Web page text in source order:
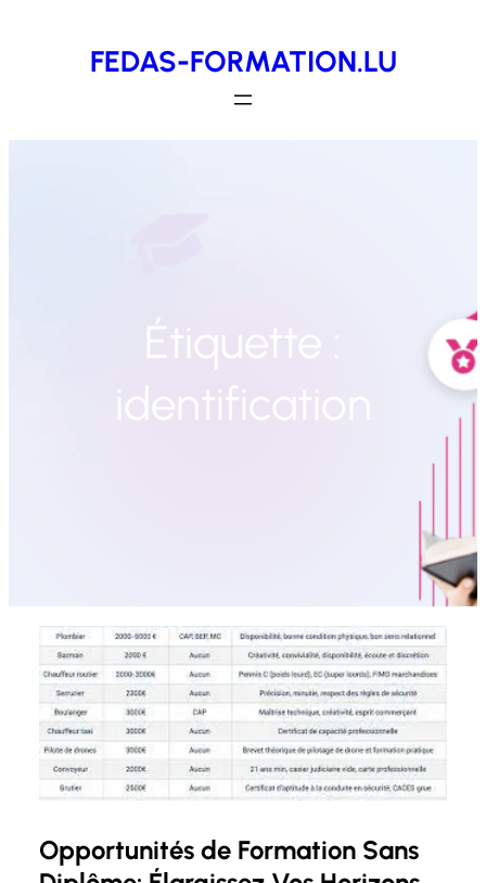
FEDAS-FORMATION.LU
Étiquette :
identification
Opportunités de Formation Sans